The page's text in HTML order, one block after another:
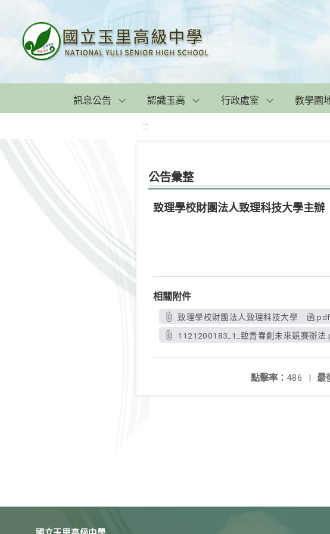
訊息公告 認識玉高 行政處室 教學園
:::
公告彙整
致理學校財團法人致理科技大學主辦
相關附件
致理學校財團法人致理科技大學 函.pdf
1121200183_1_致青春創未來競賽辦法
最
點擊率： 486 |